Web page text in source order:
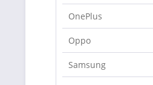
OnePlus
Oppo
Samsung